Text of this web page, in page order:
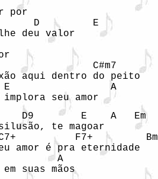
por
D         E
lhe deu valor
aqui dentro do peito
E
implora seu amor
D9        E
te magoar
F7+
amor é pra eternidade
A
em suas mãos